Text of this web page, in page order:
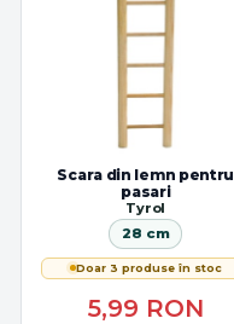
Scara din lemn pentru
pasari
Tyrol
28 cm
Doar 3 produse în stoc
5,99 RON